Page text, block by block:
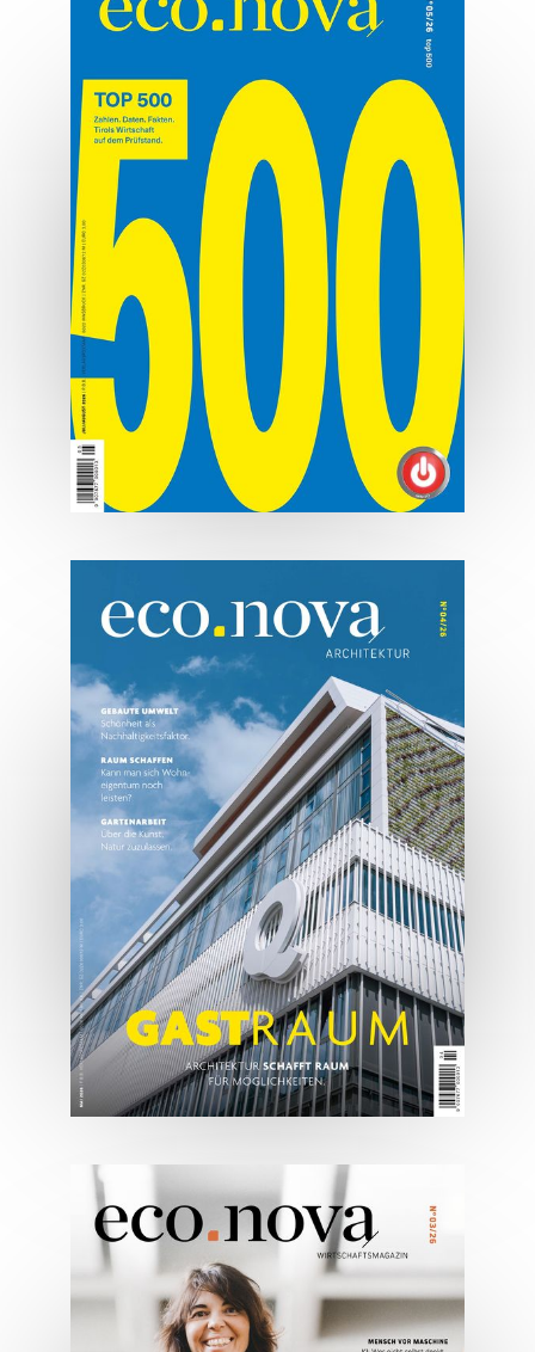
Hauben, Herz und Hauptplatz.
MEHR ERFAHREN
07/2026
Tirols Top 500 - Juli/August
2026
JETZT BESTELLEN
ONLINE LESEN
05/2026
Spezial: Architektur &
Lifestyle Mai 2026